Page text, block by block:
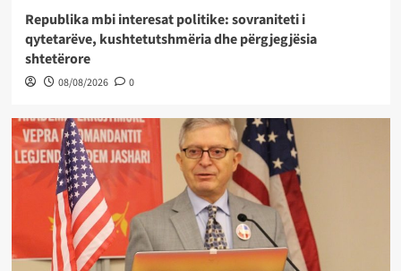
Republika mbi interesat politike: sovraniteti i
qytetarëve, kushtetutshmëria dhe përgjegjësia
shtetërore
08/08/2026 0